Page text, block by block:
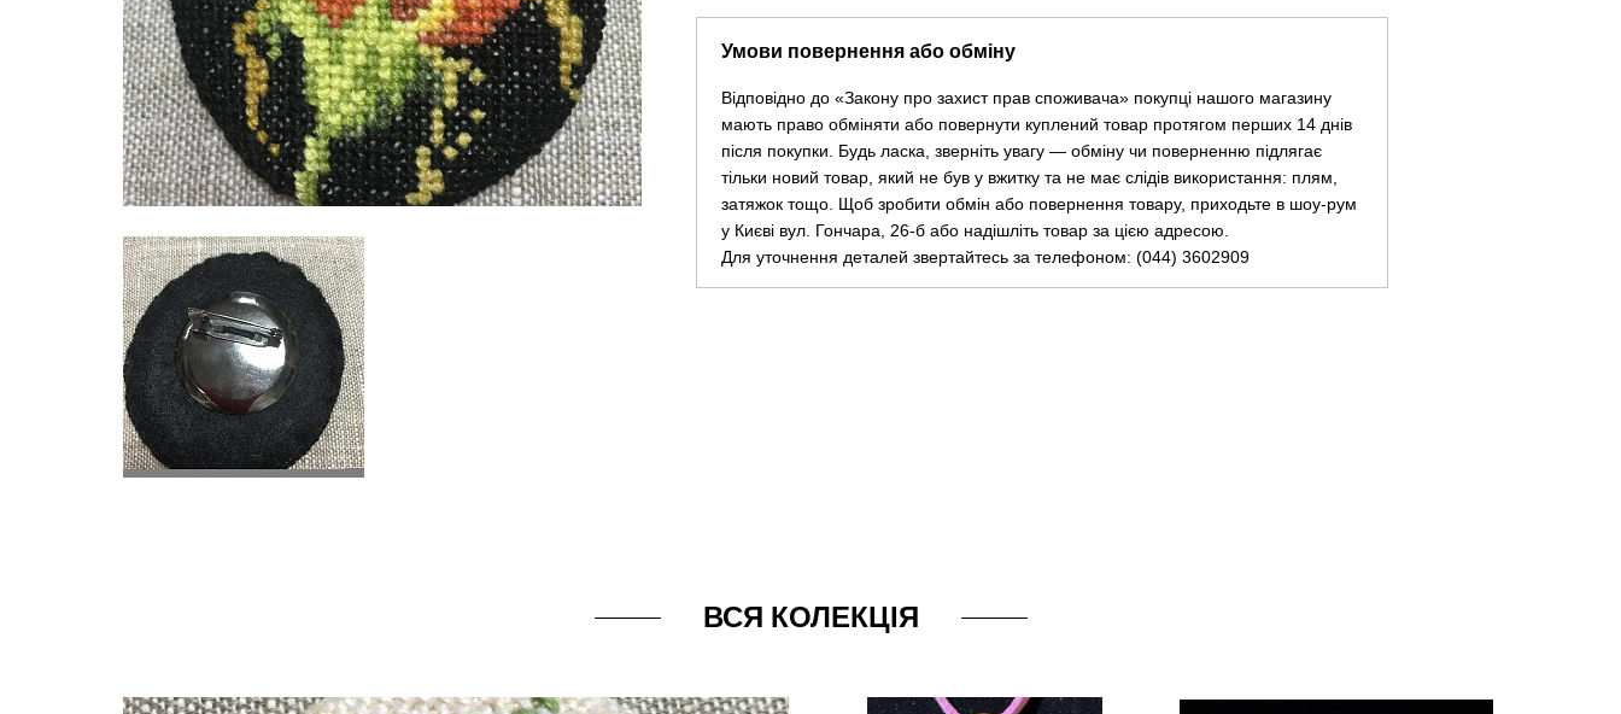
Умови повернення або обміну
Відповідно до «Закону про захист прав споживача» покупці нашого магазину
мають право обміняти або повернути куплений товар протягом перших 14 днів
після покупки. Будь ласка, зверніть увагу — обміну чи поверненню підлягає
тільки новий товар, який не був у вжитку та не має слідів використання: плям,
затяжок тощо. Щоб зробити обмін або повернення товару, приходьте в шоу-рум
у Києві вул. Гончара, 26-б або надішліть товар за цією адресою.
Для уточнення деталей звертайтесь за телефоном: (044) 3602909
ВСЯ КОЛЕКЦІЯ